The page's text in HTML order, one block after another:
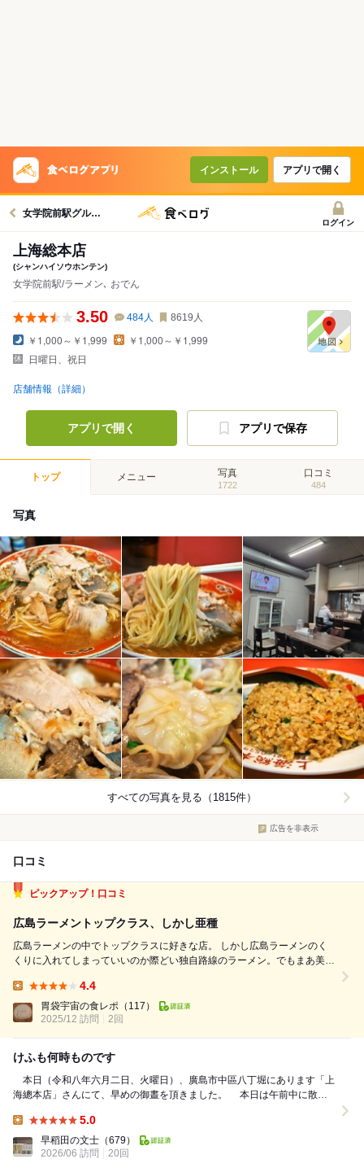
インストール アプリで開く
女学院前駅グルメへ
ログイン
上海総本店
(シャンハイソウホンテン)
女学院前駅/ラーメン､ おでん
3.50 484人 8619 人
￥1,000～￥1,999
￥1,000～￥1,999
日曜日、祝日
店舗情報（詳細）
アプリで開く アプリで保存
トップ メニュー 写真
1722
口コミ
484
写真
すべての写真を見る（1815件）
広告を非表示
口コミ
ピックアップ！口コミ
広島ラーメントップクラス、しかし亜種
広島ラーメンの中でトップクラスに好きな店。 しかし広島ラーメンのく
くりに入れてしまっていいのか際どい独自路線のラーメン。でもまあ美味
ツでの提供が嬉しい。 スープを一口飲むとかなり豚臭いが、しかし味わ
いはす...
4.4
胃袋宇宙の食レポ （117）
2025/12 訪問
2回
けふも何時ものです
本日（令和八年六月二日、火曜日）、廣島市中區八丁堀にあります「上
海總本店」さんにて、早めの御晝を頂きました。 本日は午前中に散髪
5.0
早稻田の文士 （679）
2026/06 訪問
20回